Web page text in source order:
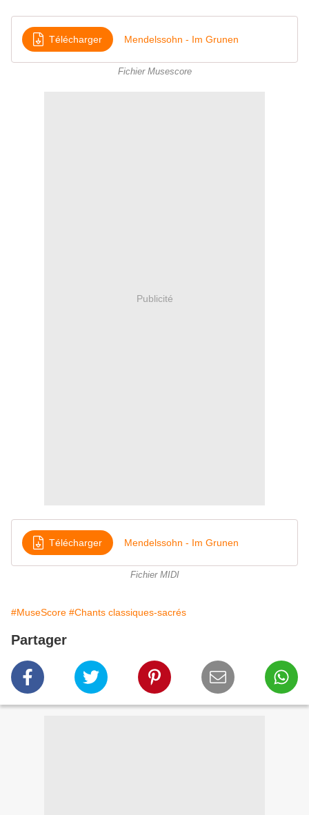
Télécharger Mendelssohn - Im Grunen
Fichier Musescore
Publicité
Télécharger Mendelssohn - Im Grunen
Fichier MIDI
#MuseScore #Chants classiques-sacrés
Partager